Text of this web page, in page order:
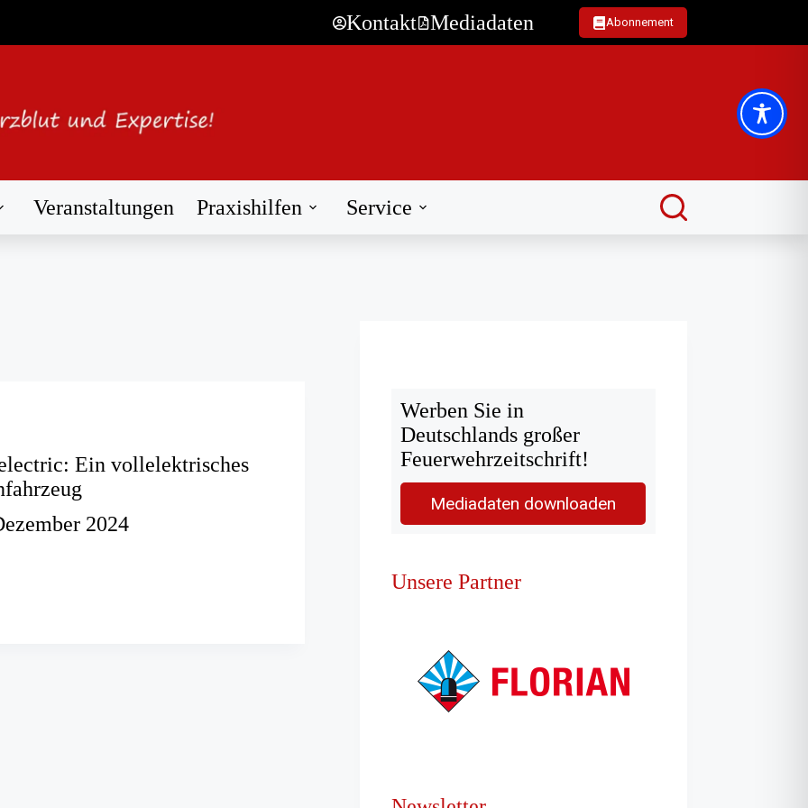
Kontakt Mediadaten Abonnement
Veranstaltungen Praxishilfen Service
Ein vollelektrisches
2024
Werben Sie in
Deutschlands großer
Feuerwehrzeitschrift!
Mediadaten downloaden
Unsere Partner